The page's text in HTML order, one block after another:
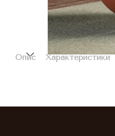
Опис Характеристики